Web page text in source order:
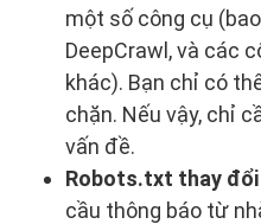
một số công cụ
DeepCrawl, và các
khác). Bạn chỉ có
chặn. Nếu vậy, chỉ
vấn đề.
Robots.txt thay đổi
cầu thông báo từ